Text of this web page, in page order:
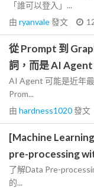
「誰可以登入」...
由 ryanvale發文
從 Prompt 到
詞，而是 AI
AI Agent 可能是近年
Prom...
由 hardness1020發文
[Machine
pre-processing
了解Data Pre-
的...